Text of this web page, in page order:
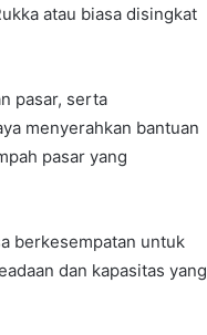
atau biasa disingkat
pasar, serta
menyerahkan bantuan
pasar yang
berkesempatan untuk
dan kapasitas yang